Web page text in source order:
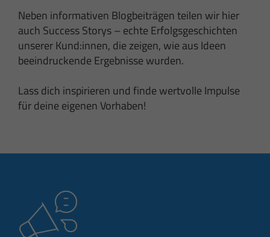
Neben informativen Blogbeiträgen teilen wir hier
auch Success Storys – echte Erfolgsgeschichten
unserer Kund:innen, die zeigen, wie aus Ideen
beeindruckende Ergebnisse wurden.
Lass dich inspirieren und finde wertvolle Impulse
für deine eigenen Vorhaben!